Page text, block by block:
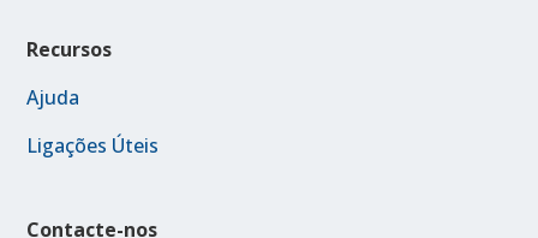
Recursos
Ajuda
Ligações Úteis
Contacte-nos